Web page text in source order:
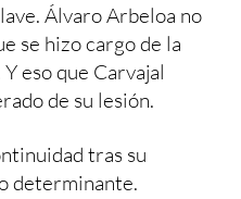
Álvaro Arbeloa no
se hizo cargo de la
eso que Carvajal
de su lesión.
tras su
determinante.